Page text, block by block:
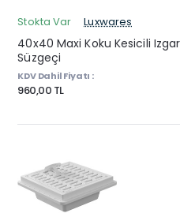
Stokta Var Luxwares
40x40 Maxi Koku Kesicili
Süzgeçi
KDV Dahil Fiyatı :
960,00 TL